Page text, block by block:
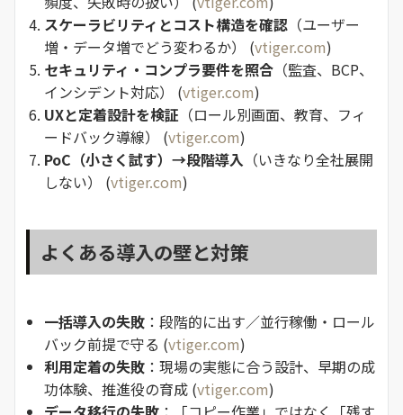
スケーラビリティとコスト構造を確認 （ユーザー
増・データ増でどう変わるか） (vtiger.com)
セキュリティ・コンプラ要件を照合 （監査、BCP、
インシデント対応） (vtiger.com)
UXと定着設計を検証 （ロール別画面、教育、フィ
ードバック導線） (vtiger.com)
PoC（小さく試す）→段階導入 （いきなり全社展開
しない） (vtiger.com)
よくある導入の壁と対策
一括導入の失敗 ：段階的に出す／並行稼働・ロール
バック前提で守る (vtiger.com)
利用定着の失敗 ：現場の実態に合う設計、早期の成
功体験、推進役の育成 (vtiger.com)